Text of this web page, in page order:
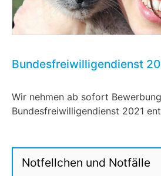
Bundesfreiwilligendienst
Wir nehmen ab sofort
Bundesfreiwilligendienst 2021
Notfellchen und Notfälle